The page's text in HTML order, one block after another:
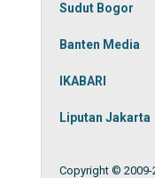
Sudut Bogor
Banten Media
IKABARI
Liputan Jakarta
Copyright ©